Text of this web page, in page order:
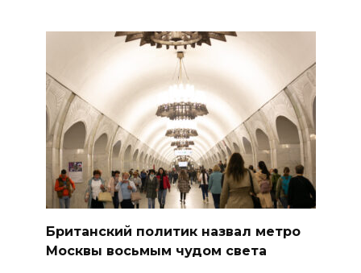
Британский политик назвал метро
Москвы восьмым чудом света